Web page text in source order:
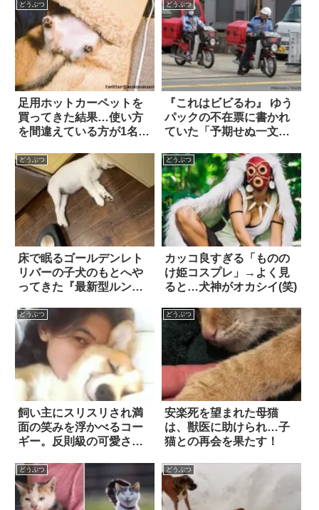
どうぶつ
足用ホットカーペットを
買ってきた結果…使い方
を間違えている方が1名 3
どうぶつ
『これはビビるわ』 ゆう
パックの不在票に書かれ
ていた「予期せぬ一文」
どうぶつ
床で眠るゴールデンレト
リバーの子犬のもとへや
ってきた『最新型ルン
除をしようとした結
果…！？
どうぶつ
カッコ良すぎる「ものの
け姫コスプレ」→よく見
ると…犬神がオカシイ(笑)
どうぶつ
飼い主にスリスリされ満
面の笑みを浮かべるコー
ギー。反則級の可愛さが
どうぶつ
安楽死を望まれた母猫
は、獣医に助けられ…子
猫との再会を果たす！
どうぶつ どうぶつ